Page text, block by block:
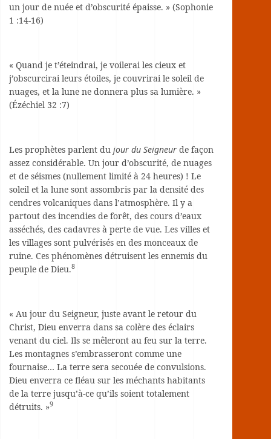
un jour de nuée et d’obscurité épaisse. » (Sophonie
1 :14-16)
« Quand je t’éteindrai, je voilerai les cieux et
j’obscurcirai leurs étoiles, je couvrirai le soleil de
nuages, et la lune ne donnera plus sa lumière. »
(Ézéchiel 32 :7)
Les prophètes parlent du jour du Seigneur de façon
assez considérable. Un jour d’obscurité, de nuages
et de séismes (nullement limité à 24 heures) ! Le
soleil et la lune sont assombris par la densité des
cendres volcaniques dans l’atmosphère. Il y a
partout des incendies de forêt, des cours d’eaux
asséchés, des cadavres à perte de vue. Les villes et
les villages sont pulvérisés en des monceaux de
ruine. Ces phénomènes détruisent les ennemis du
peuple de Dieu.8
« Au jour du Seigneur, juste avant le retour du
Christ, Dieu enverra dans sa colère des éclairs
venant du ciel. Ils se mêleront au feu sur la terre.
Les montagnes s’embrasseront comme une
fournaise… La terre sera secouée de convulsions.
Dieu enverra ce fléau sur les méchants habitants
de la terre jusqu’à-ce qu’ils soient totalement
détruits. »9